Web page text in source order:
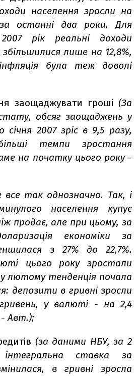
населення зросли на
останні два роки. Для
рік реальні доходи
лише на 12,8%,
була теж доволі
заощаджувати гроші (За
обсяг заощаджень у
січня 2007 зріс в 9,5 разу,
темпи зростання
на початку цього року -
все так однозначно. Так, і
населення купує
продає, але при цьому, за
економіки за
з 27% до 22,7%.
цього року зростали
лютому тенденція почала
депозити в гривні зросли
у валюті - на 2,4
- Авт.);
(за даними НБУ, за 2
інтегральна ставка за
в гривні зросла